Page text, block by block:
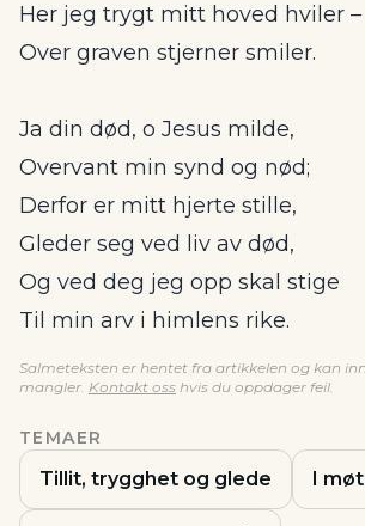
Her jeg trygt mitt hoved hviler –
Over graven stjerner smiler.
Ja din død, o Jesus milde,
Overvant min synd og nød;
Derfor er mitt hjerte stille,
Gleder seg ved liv av død,
Og ved deg jeg opp skal stige
Til min arv i himlens rike.
Salmeteksten er hentet fra artikkelen og kan
mangler. Kontakt oss hvis du oppdager feil.
TEMAER
Tillit, trygghet og glede I